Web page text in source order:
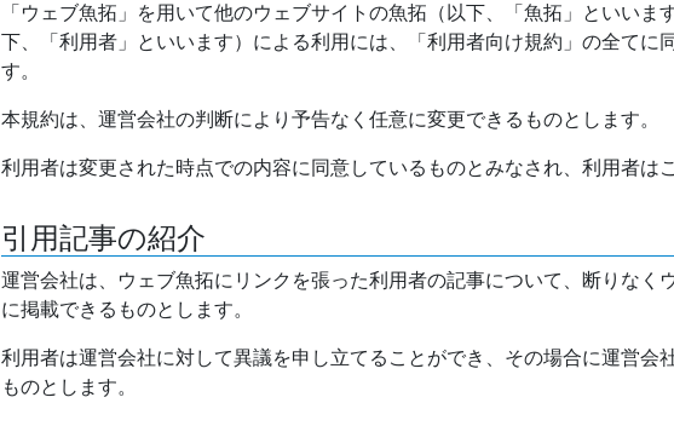
「ウェブ魚拓」を用いて他のウェブサイトの魚拓（以下、「魚拓」といいま
下、「利用者」といいます）による利用には、「利用者向け規約」の全てに
す。
本規約は、運営会社の判断により予告なく任意に変更できるものとします。
利用者は変更された時点での内容に同意しているものとみなされ、利用者は
引用記事の紹介
運営会社は、ウェブ魚拓にリンクを張った利用者の記事について、断りなく
に掲載できるものとします。
利用者は運営会社に対して異議を申し立てることができ、その場合に運営会
ものとします。